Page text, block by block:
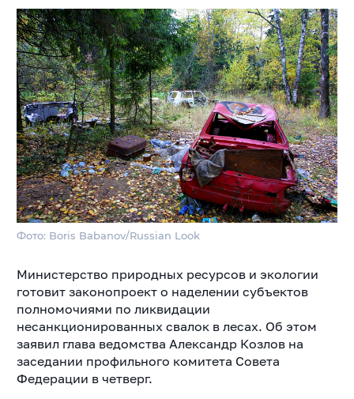
Фото: Boris Babanov/Russian Look
Министерство природных ресурсов и экологии
готовит законопроект о наделении субъектов
полномочиями по ликвидации
несанкционированных свалок в лесах. Об этом
заявил глава ведомства Александр Козлов на
заседании профильного комитета Совета
Федерации в четверг.